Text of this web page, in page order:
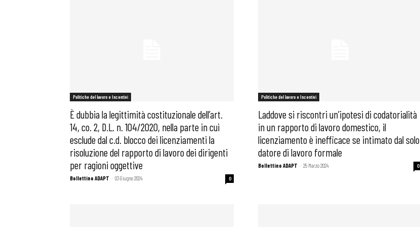
Politiche del lavoro e Incentivi
È dubbia la legittimità costituzionale dell’art.
14, co. 2, D.L. n. 104/2020, nella parte in cui
esclude dal c.d. blocco dei licenziamenti la
risoluzione del rapporto di lavoro dei dirigenti
per ragioni oggettive
Bollettino ADAPT - 03 Giugno 2024 0
Politiche del lavoro e Incentivi
Laddove si riscontri un’ipotesi di codatorialità
in un rapporto di lavoro domestico, il
licenziamento è inefficace se intimato dal solo
datore di lavoro formale
Bollettino ADAPT - 25 Marzo 2024 0